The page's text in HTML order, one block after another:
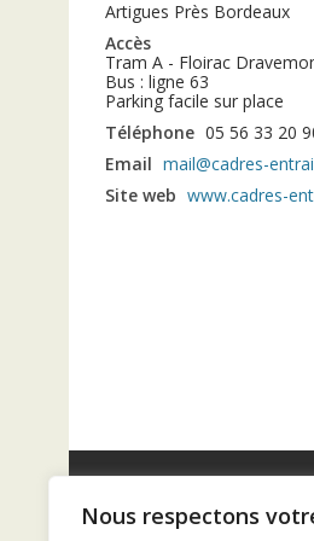
Nous respectons
Artigues Près Bordeaux
Accès
Tram A - Floirac
Bus : ligne 63
Parking facile sur place
Téléphone 05 56 33 20
Email mail@cadres-
Site web www.cadres-